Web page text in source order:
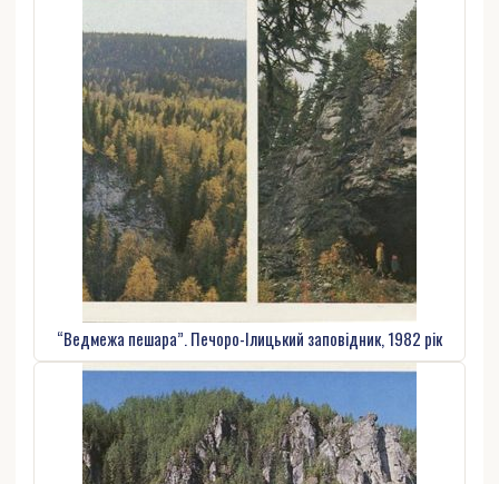
“Ведмежа пешара”. Печоро-Ілицький заповідник, 1982 рік